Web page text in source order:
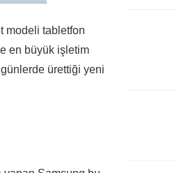
modeli tabletfon
en büyük işletim
ürettiği yeni